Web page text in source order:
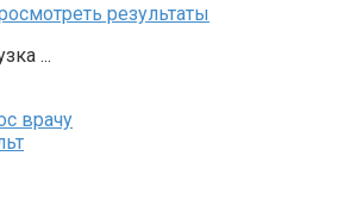
результаты
...
врачу